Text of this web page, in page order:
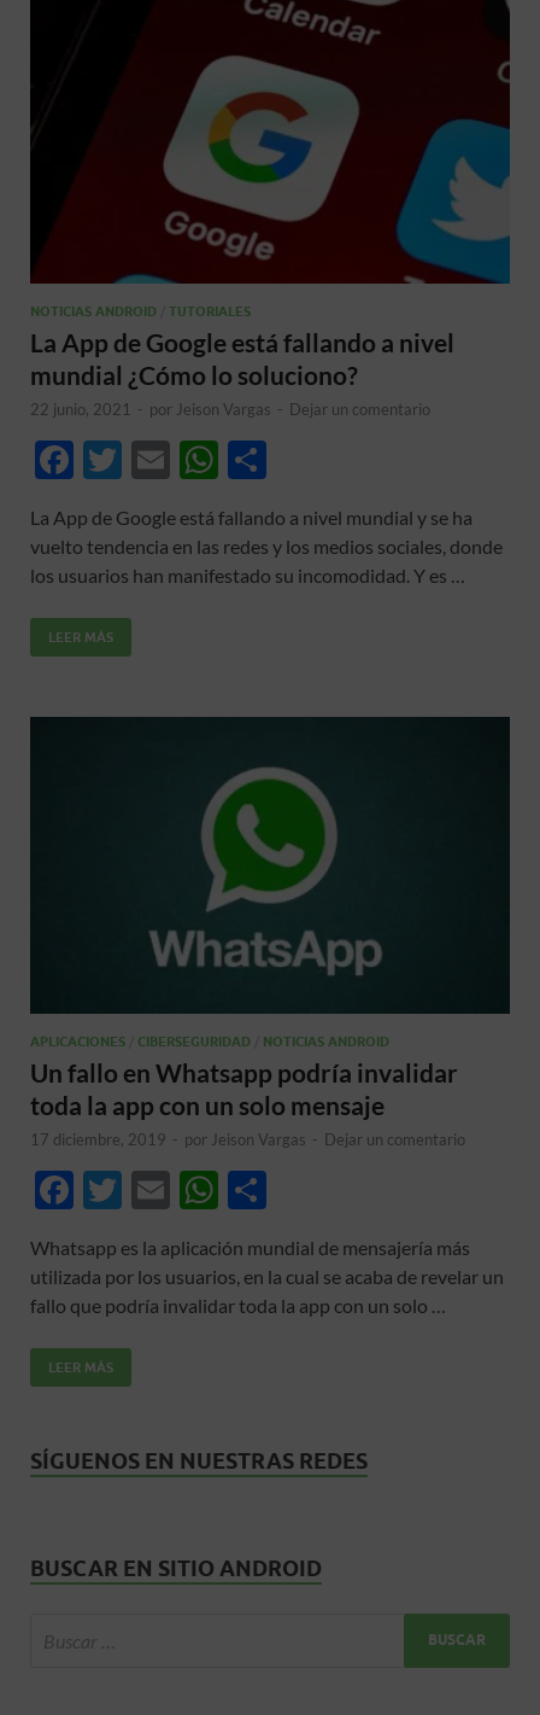
NOTICIAS ANDROID TUTORIALES
La App de Google está fallando a nivel
mundial ¿Cómo lo soluciono?
22 junio, 2021 - por Jeison Vargas - Dejar un comentario
F
e
b
o
o
T
itt
er
E
ail
W
at
s
m
p
La App de Google está fallando a nivel mundial y se ha
vuelto tendencia en las redes y los medios sociales, donde
los usuarios han manifestado su incomodidad. Y es …
LEER MÁS
APLICACIONES CIBERSEGURIDAD NOTICIAS ANDROID
Un fallo en Whatsapp podría invalidar
toda la app con un solo mensaje
17 diciembre, 2019 - por Jeison Vargas - Dejar un comentario
F
e
b
o
o
T
itt
er
E
ail
W
at
s
m
p
Whatsapp es la aplicación mundial de mensajería más
utilizada por los usuarios, en la cual se acaba de revelar un
fallo que podría invalidar toda la app con un solo …
LEER MÁS
SÍGUENOS EN NUESTRAS REDES
BUSCAR EN SITIO ANDROID